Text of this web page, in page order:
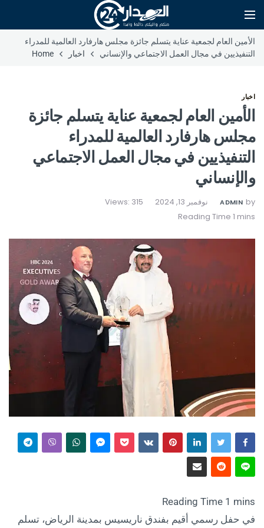
الأمين العام لجمعية عناية يتسلم جائزة مجلس هارفارد العالمية للمدراء
التنفيذيين في مجال العمل الاجتماعي والإنساني
اخبار Home
اخبار
الأمين العام لجمعية عناية يتسلم جائزة
مجلس هارفارد العالمية للمدراء
التنفيذيين في مجال العمل الاجتماعي
والإنساني
by
ADMIN نوفمبر 13, 2024 Views: 315
في حفل رسمي أقيم بفندق ناريسيس بمدينة الرياض، تسلم